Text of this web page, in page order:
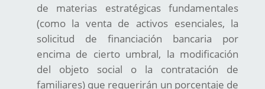
de materias estratégicas fundamentales
(como la venta de activos esenciales, la
solicitud de financiación bancaria por
encima de cierto umbral, la modificación
del objeto social o la contratación de
familiares) que requerirán un porcentaje de